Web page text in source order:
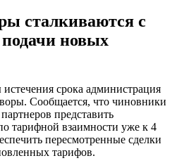
сталкиваются с
новых
срока администрация
Сообщается, что чиновники
представить
тарифной взаимности уже к 4
пересмотренные сделки
тарифов.